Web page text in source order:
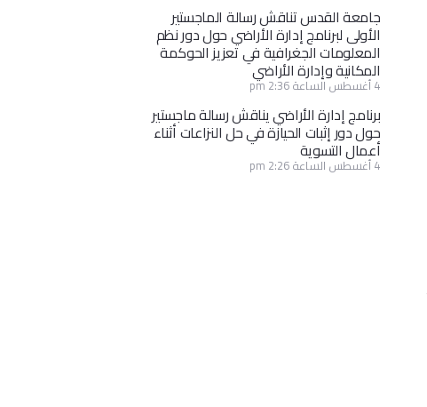
جامعة القدس تناقش رسالة الماجستير
الأولى لبرنامج إدارة الأراضي حول دور نظم
المعلومات الجغرافية في تعزيز الحوكمة
المكانية وإدارة الأراضي
4 أغسطس الساعة 2:36 pm
برنامج إدارة الأراضي يناقش رسالة ماجستير
حول دور إثبات الحيازة في حل النزاعات أثناء
أعمال التسوية
4 أغسطس الساعة 2:26 pm